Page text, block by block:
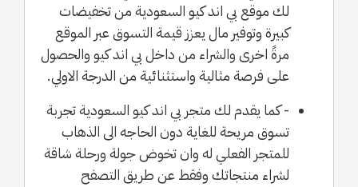
لك موقع بي اند كيو السعودية من تخفيضات
كبيرة وتوفير مال يعزز قيمة التسوق عبر الموقع
مرةً اخرى والشراء من داخل بي اند كيو والحصول
على فرصة مثالية واستثنائية من الدرجة الاولي.
- كما يقدم لك متجر بي اند كيو السعودية تجربة
تسوق مريحة للغاية دون الحاجه الى الذهاب
للمتجر الفعلي له وان تخوض جولة ورحلة شاقة
لشراء منتجاتك وفقط عن طريق التصفح